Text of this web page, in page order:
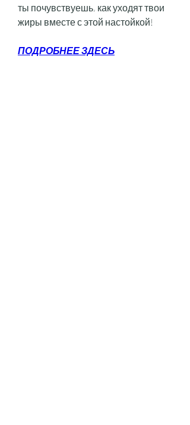
ты почувствуешь, как уходят твои
жиры вместе с этой настойкой!
ПОДРОБНЕЕ ЗДЕСЬ